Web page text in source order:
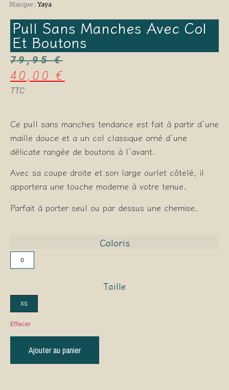
Marque :Yaya
Pull Sans Manches Avec Col
Et Boutons
79,95€
40,00€
TTC
Ce pull sans manches tendance est fait à partir d’une
maille douce et a un col classique orné d’une
délicate rangée de boutons à l’avant.
Avec sa coupe droite et son large ourlet côtelé, il
apportera une touche moderne à votre tenue.
Parfait à porter seul ou par dessus une chemise.
Coloris
0
Taille
XS
Effacer
Ajouter au panier